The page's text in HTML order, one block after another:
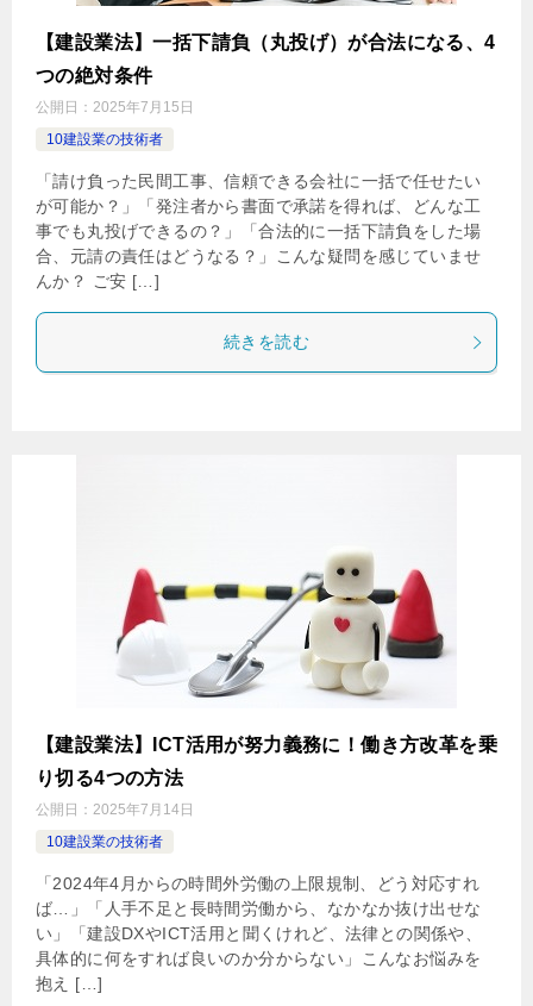
【建設業法】一括下請負（丸投げ）が合法になる、4
つの絶対条件
公開日： 2025年7月15日
10建設業の技術者
「請け負った民間工事、信頼できる会社に一括で任せたい
が可能か？」「発注者から書面で承諾を得れば、どんな工
事でも丸投げできるの？」「合法的に一括下請負をした場
合、元請の責任はどうなる？」こんな疑問を感じていませ
んか？ ご安 […]
続きを読む
【建設業法】ICT活用が努力義務に！働き方改革を乗
り切る4つの方法
公開日： 2025年7月14日
10建設業の技術者
「2024年4月からの時間外労働の上限規制、どう対応すれ
ば…」「人手不足と長時間労働から、なかなか抜け出せな
い」「建設DXやICT活用と聞くけれど、法律との関係や、
具体的に何をすれば良いのか分からない」こんなお悩みを
抱え […]